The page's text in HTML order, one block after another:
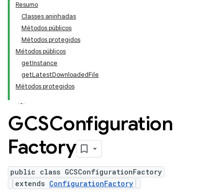
Resumo
Classes aninhadas
Métodos públicos
Métodos protegidos
Métodos públicos
getInstance
getLatestDownloadedFile
Métodos protegidos
GCSConfiguration
Factory
public class GCSConfigurationFactory
extends ConfigurationFactory